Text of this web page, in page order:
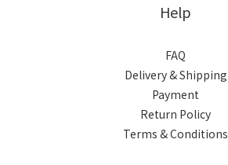
Help
FAQ
Delivery & Shipping
Payment
Return Policy
Terms & Conditions